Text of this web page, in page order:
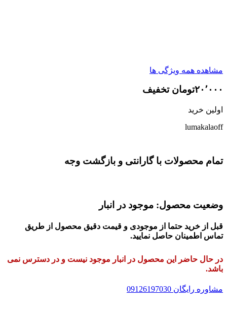
مشاهده همه ویژگی ها
۲۰٬۰۰۰تومان تخفیف
اولین خرید
lumakalaoff
تمام محصولات با گارانتی و بازگشت وجه
وضعیت محصول: موجود در انبار
قبل از خرید حتما از موجودی و قیمت دقیق محصول از طریق
تماس اطمینان حاصل نمایید.
در حال حاضر این محصول در انبار موجود نیست و در دسترس نمی
باشد.
مشاوره رایگان 09126197030